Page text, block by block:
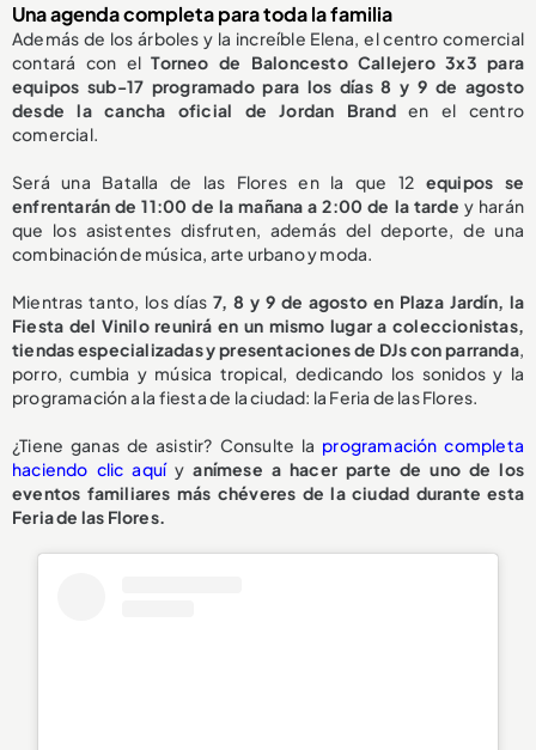
Una agenda completa para toda la familia
Además de los árboles y la increíble Elena, el centro comercial
contará con elTorneo de Baloncesto Callejero 3x3 para
equipos sub-17 programado para los días 8 y 9 de agosto
desde la cancha oficial de Jordan Branden el centro
comercial.
Será una Batalla de las Flores en la que 12 equipos se
enfrentarán de 11:00 de la mañana a 2:00 de la tarde y harán
que los asistentes disfruten, además del deporte, de una
combinación de música, arte urbano y moda.
Mientras tanto, los días 7, 8 y 9 de agosto en Plaza Jardín, la
Fiesta del Vinilo reunirá en un mismo lugar a coleccionistas,
tiendas especializadas y presentaciones de DJs con parranda,
porro, cumbia y música tropical, dedicando los sonidos y la
programación a la fiesta de la ciudad: la Feria de las Flores.
¿Tiene ganas de asistir? Consulte la programación completa
haciendo clic aquíyanímese a hacer parte de uno de los
eventos familiares más chéveres de la ciudad durante esta
Feria de las Flores.